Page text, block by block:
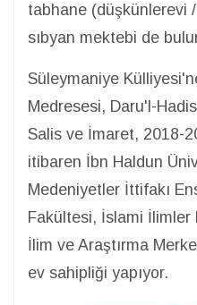
tabhane (düşkünlerevi
sıbyan mektebi de
Süleymaniye
Medresesi, Daru'l-
Salis ve İmaret, 2018-
itibaren İbn Haldun
Medeniyetler İttifakı
Fakültesi, İslami
İlim ve Araştırma
ev sahipliği yapıyor.